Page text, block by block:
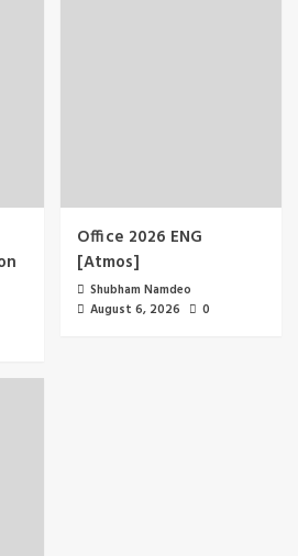
Office 2026 ENG
[Atmos]
Shubham Namdeo
August 6, 2026
0